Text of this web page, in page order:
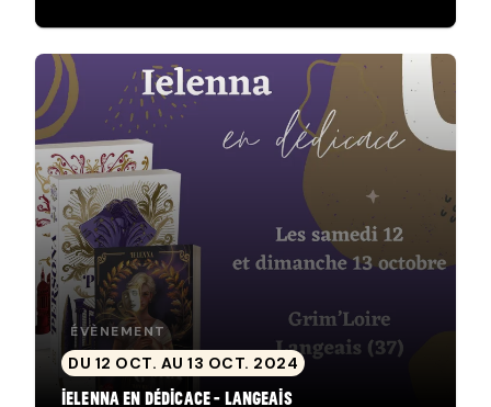
ÉVÈNEMENT
DU 12 OCT. AU 13 OCT. 2024
Ielenna en dédicace - Langeais